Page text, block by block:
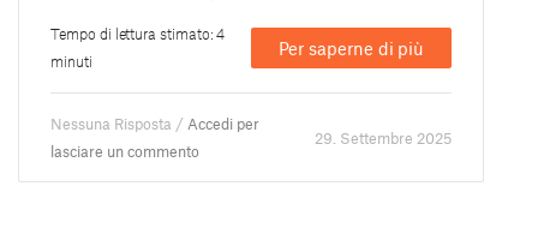
Tempo di lettura stimato: 4
minuti
Per saperne di più
Nessuna Risposta / Accedi per
lasciare un commento
29. Settembre 2025